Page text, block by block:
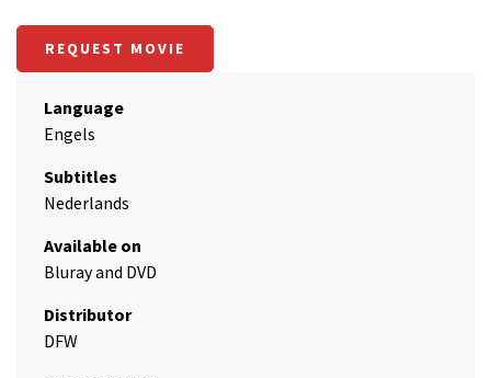
REQUEST MOVIE
Language
Engels
Subtitles
Nederlands
Available on
Bluray and DVD
Distributor
DFW